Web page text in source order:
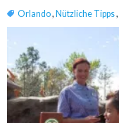
Orlando, Nützliche Tipps,